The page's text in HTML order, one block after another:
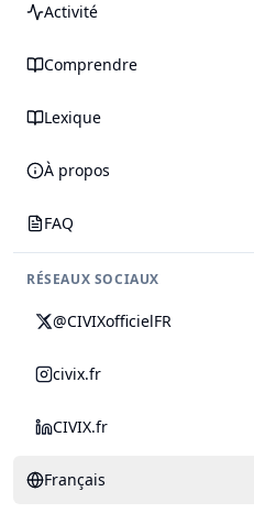
Activité
Comprendre
Lexique
À propos
FAQ
RÉSEAUX SOCIAUX
@CIVIXofficielFR
civix.fr
CIVIX.fr
Français